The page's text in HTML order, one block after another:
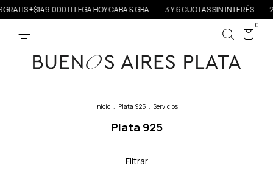
GBA 3 Y 6 CUOTAS SIN INTERÉS 20% OFF TRANSFRENCIA ENVÍOS
0
Inicio Plata 925 Servicios
Plata 925
Filtrar